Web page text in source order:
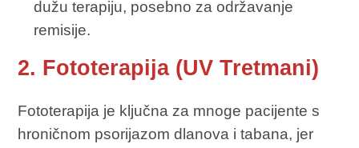
dužu terapiju, posebno za održavanje
remisije.
2. Fototerapija (UV Tretmani)
Fototerapija je ključna za mnoge pacijente s
hroničnom psorijazom dlanova i tabana, jer